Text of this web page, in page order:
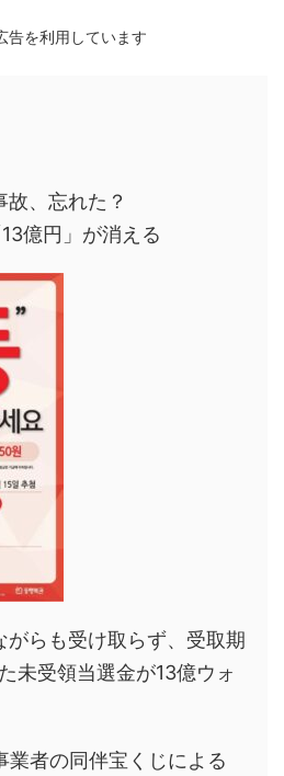
告を利用しています
、忘れた？
億円」が消える
がらも受け取らず、受取期
未受領当選金が13億ウォ
業者の同伴宝くじによる